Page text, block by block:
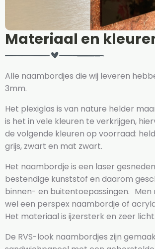
Materiaal en
Alle naambordjes die wij leveren
3mm.
Het plexiglas is van nature helder
is het in vele kleuren te verkrijgen,
de volgende kleuren op voorraad:
grijs, zwart en mat zwart.
Het naambordje is een laser
bestendige kunststof en daarom
binnen- en buitentoepassingen. Men
wel een perspex naambordje of
Het materiaal is ijzersterk en zeer licht.
De RVS-look naambordjes zijn